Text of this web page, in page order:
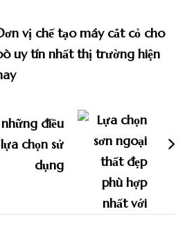
vị chế tạo máy cắt cỏ cho
uy tín nhất thị trường hiện
điều
chọn sử
dụng